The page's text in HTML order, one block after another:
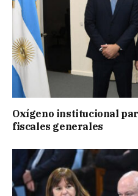
Oxígeno institucional
fiscales generales